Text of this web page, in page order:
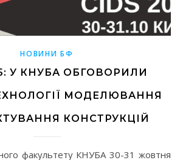
НОВИНИ БФ
У КНУБА ОБГОВОРИЛИ
МОДЕЛЮВАННЯ
КОНСТРУКЦІЙ